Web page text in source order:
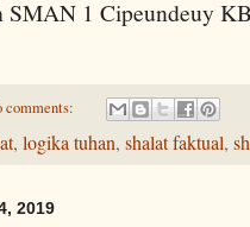
SMAN 1 Cipeundeuy
comments:
, logika tuhan, shalat faktual,
2019